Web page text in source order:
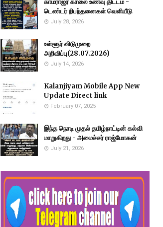
காமராஜர் காலை உணவு திட்டம் -
டெண்டர் நிபந்தனைகள் வெளியீடு
July 28, 2026
உள்ளூர் விடுமுறை
அறிவிப்பு(28.07.2026)
July 14, 2026
Kalanjiyam Mobile App New
Update Direct link
February 07, 2025
இந்த நொடி முதல் தமிழ்நாட்டின் கல்வி
மாறுகிறது - அமைச்சர் ராஜ்மோகன்
July 21, 2026